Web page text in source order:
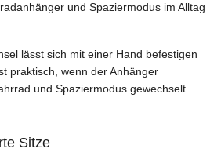
und Spaziermodus im Alltag
lässt sich mit einer Hand befestigen
praktisch, wenn der Anhänger
und Spaziermodus gewechselt
Sitze